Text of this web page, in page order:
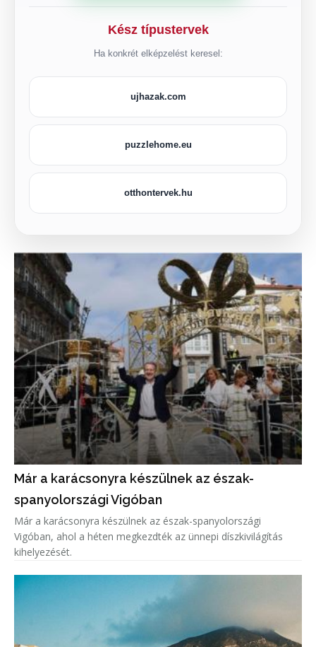
Kész típustervek
Ha konkrét elképzelést keresel:
ujhazak.com
puzzlehome.eu
otthontervek.hu
Már a karácsonyra készülnek az észak-
spanyolországi Vigóban
Már a karácsonyra készülnek az észak-spanyolországi
Vigóban, ahol a héten megkezdték az ünnepi díszkivilágítás
kihelyezését.